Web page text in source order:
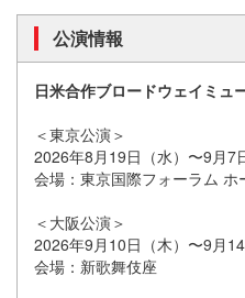
公演情報
日米合作ブロードウェイミュ
＜東京公演＞
2026年8月19日（水）〜9月7
会場：東京国際フォーラム ホ
＜大阪公演＞
2026年9月10日（木）〜9月
会場：新歌舞伎座